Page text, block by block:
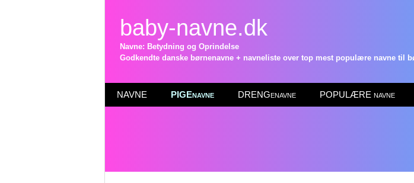
baby-navne.dk
Navne: Betydning og Oprindelse
Godkendte danske børnenavne + navneliste over top mest populære navne til
NAVNE PIGEnavne DRENGenavne POPULÆRE navne